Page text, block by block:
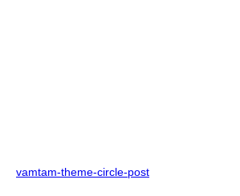
vamtam-theme-circle-post